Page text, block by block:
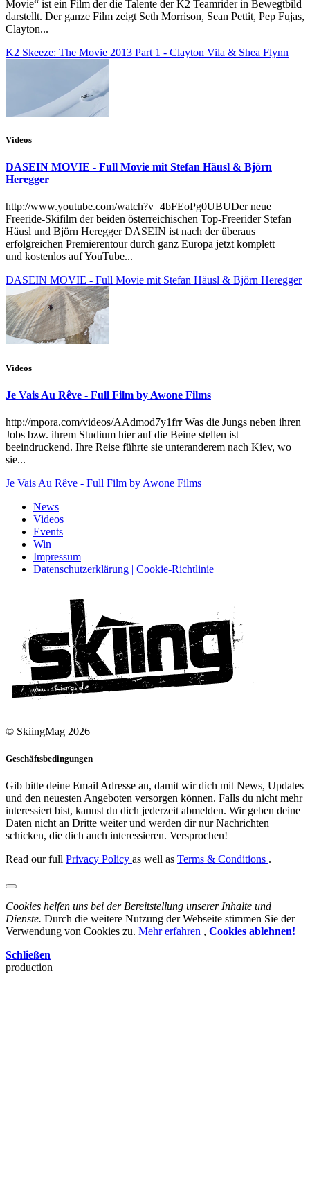
Movie“ ist ein Film der die Talente der K2 Teamrider in Bewegtbild
darstellt. Der ganze Film zeigt Seth Morrison, Sean Pettit, Pep Fujas,
Clayton...
K2 Skeeze: The Movie 2013 Part 1 - Clayton Vila & Shea Flynn
Videos
DASEIN MOVIE - Full Movie mit Stefan Häusl & Björn
Heregger
http://www.youtube.com/watch?v=4bFEoPg0UBUDer neue
Freeride-Skifilm der beiden österreichischen Top-Freerider Stefan
Häusl und Björn Heregger DASEIN ist nach der überaus
erfolgreichen Premierentour durch ganz Europa jetzt komplett
und kostenlos auf YouTube...
DASEIN MOVIE - Full Movie mit Stefan Häusl & Björn Heregger
Videos
Je Vais Au Rêve - Full Film by Awone Films
http://mpora.com/videos/AAdmod7y1frr Was die Jungs neben ihren
Jobs bzw. ihrem Studium hier auf die Beine stellen ist
beeindruckend. Ihre Reise führte sie unteranderem nach Kiev, wo
sie...
Je Vais Au Rêve - Full Film by Awone Films
News
Videos
Events
Win
Impressum
Datenschutzerklärung | Cookie-Richtlinie
© SkiingMag 2026
Geschäftsbedingungen
Gib bitte deine Email Adresse an, damit wir dich mit News, Updates
und den neuesten Angeboten versorgen können. Falls du nicht mehr
interessiert bist, kannst du dich jederzeit abmelden. Wir geben deine
Daten nicht an Dritte weiter und werden dir nur Nachrichten
schicken, die dich auch interessieren. Versprochen!
Read our full Privacy Policy as well as Terms & Conditions .
Cookies helfen uns bei der Bereitstellung unserer Inhalte und
Dienste. Durch die weitere Nutzung der Webseite stimmen Sie der
Verwendung von Cookies zu. Mehr erfahren , Cookies ablehnen!
Schließen
production